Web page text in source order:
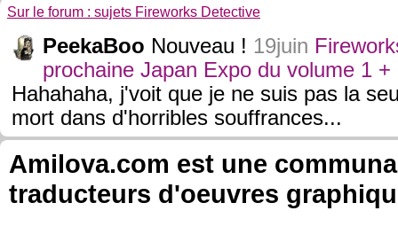
Sur le forum : sujets Fireworks Detective
PeekaBoo Nouveau ! 19juin
prochaine Japan Expo du volume 1 +
Hahahaha, j'voit que je ne suis pas la
mort dans d'horribles souffrances...
Amilova.com est une
traducteurs d'oeuvres